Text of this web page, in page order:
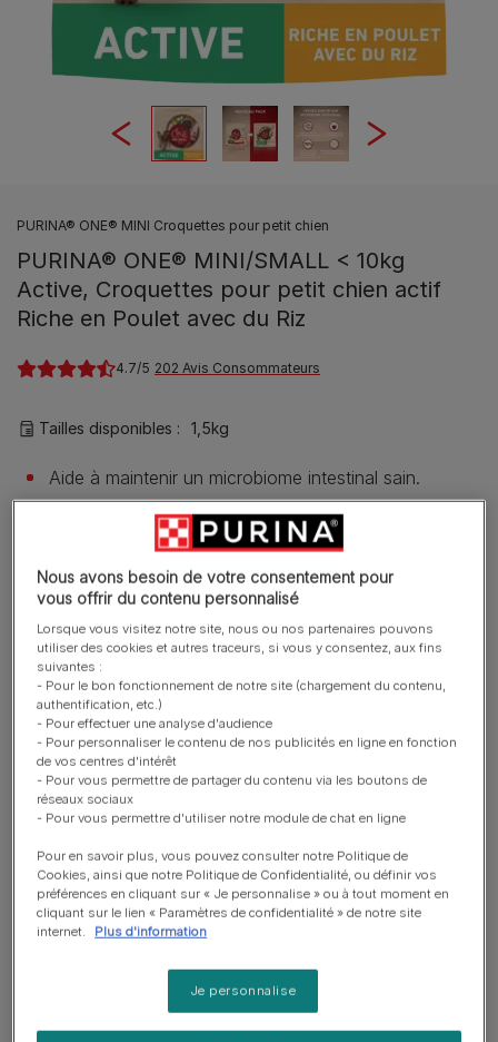
PURINA® ONE® MINI Croquettes pour petit chien
PURINA® ONE® MINI/SMALL < 10kg
Active, Croquettes pour petit chien actif
Riche en Poulet avec du Riz
4.7 202 Avis Consommateurs
Tailles disponibles​ : 1,5kg
Aide à maintenir un microbiome intestinal sain.
Riche en protéines de haute qualité et en sources
spécifiques de glucides pour soutenir un mode de vie
actif.
Aide à soutenir des défenses naturelles fortes grâce
aux antioxydants et aux protéines de haute qualités.
Maintient une peau saine et un pelage soyeux grâce
à un niveau adapté en nutriments essentiels.
En savoir plus
Présentation du produit
Ingrédients et nutrition
Guide d’alimentation
Nous avons besoin de votre consentement pour
vous offrir du contenu personnalisé
Lorsque vous visitez notre site, nous ou nos partenaires pouvons
utiliser des cookies et autres traceurs, si vous y consentez, aux fins
suivantes :
- Pour le bon fonctionnement de notre site (chargement du contenu,
authentification, etc.)
- Pour effectuer une analyse d'audience
- Pour personnaliser le contenu de nos publicités en ligne en fonction
de vos centres d'intérêt
- Pour vous permettre de partager du contenu via les boutons de
réseaux sociaux
- Pour vous permettre d'utiliser notre module de chat en ligne
Pour en savoir plus, vous pouvez consulter notre Politique de
Cookies, ainsi que notre Politique de Confidentialité, ou définir vos
préférences en cliquant sur « Je personnalise » ou à tout moment en
cliquant sur le lien « Paramètres de confidentialité » de notre site
internet.
Plus d'information
Je personnalise